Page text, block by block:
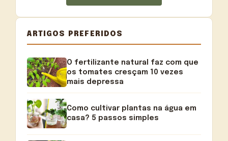
ARTIGOS PREFERIDOS
O fertilizante natural faz com que
os tomates cresçam 10 vezes
mais depressa
Como cultivar plantas na água em
casa? 5 passos simples